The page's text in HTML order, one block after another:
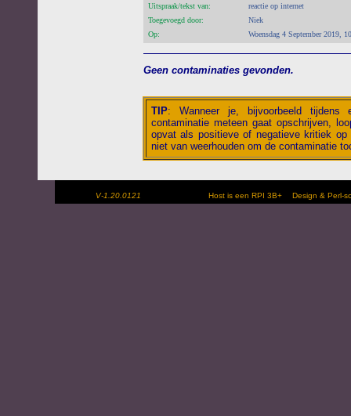
Uitspraak/tekst van:
reactie op internet
Toegevoegd door:
Niek
Op:
Woensdag 4 September 2019,
Geen contaminaties gevonden.
TIP: Wanneer je, bijvoorbeeld tijdens
contaminatie meteen gaat opschrijven,
opvat als positieve of negatieve kritiek
niet van weerhouden om de contaminatie
V-1.20.0121 Host is een RPI 3B+ Design &